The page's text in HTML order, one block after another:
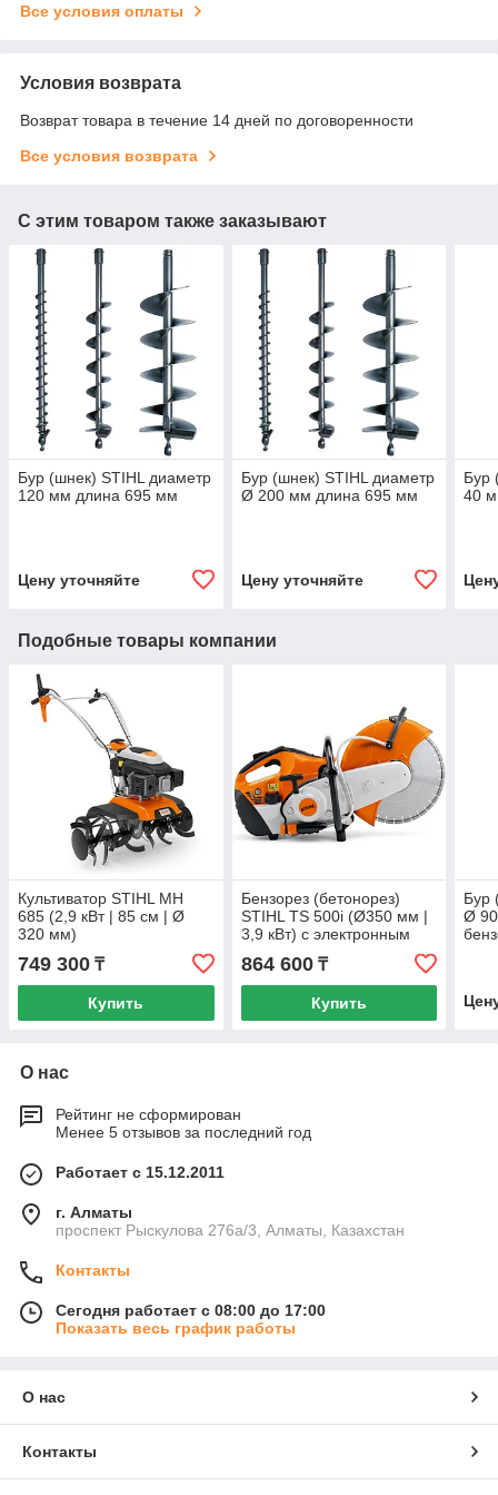
Все условия оплаты
Условия возврата
Возврат товара в течение 14 дней по договоренности
Все условия возврата
С этим товаром также заказывают
Бур (шнек) STIHL диаметр
120 мм длина 695 мм
Цену уточняйте
Бур (шнек) STIHL диаметр
Ø 200 мм длина 695 мм
Цену уточняйте
Бур
40
Подобные товары компании
Культиватор STIHL MH
685 (2,9 кВт | 85 см | Ø
320 мм)
749 300 ₸
Купить
Бензорез (бетонорез)
STIHL TS 500i (Ø350 мм |
3,9 кВт) с электронным
864 600₸
Купить
Бур
Ø
О нас
Рейтинг не сформирован
Менее 5 отзывов за последний год
Работает с 15.12.2011
г. Алматы
проспект Рыскулова 276а/3, Алматы, Казахстан
Контакты
Сегодня работает с 08:00 до 17:00
Показать весь график работы
О нас
Контакты